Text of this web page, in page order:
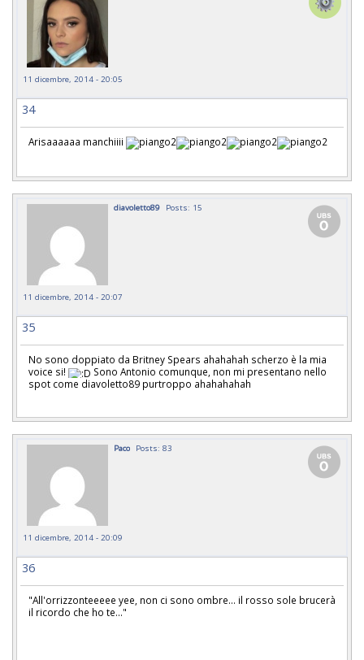
11 dicembre, 2014 - 20:05
34
Arisaaaaaa manchiiii
diavoletto89 Posts: 15
11 dicembre, 2014 - 20:07
35
No sono doppiato da Britney Spears ahahahah scherzo è la mia
voice si!
spot come diavoletto89 purtroppo ahahahahah
Paco Posts: 83
11 dicembre, 2014 - 20:09
36
"All'orrizzonteeeee yee, non ci sono ombre... il rosso sole brucerà
il ricordo che ho te..."